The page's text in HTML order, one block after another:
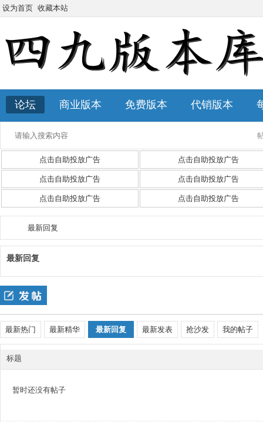
设为首页 收藏本站
论坛 商业版本 免费版本 代销版本
点击自助投放广告 点击自助投放广告
点击自助投放广告 点击自助投放广告
点击自助投放广告 点击自助投放广告
四
九
›
最新回复
最新回复
最新热门 最新精华 最新回复 最新发表 抢沙发 我的帖子
标题
暂时还没有帖子